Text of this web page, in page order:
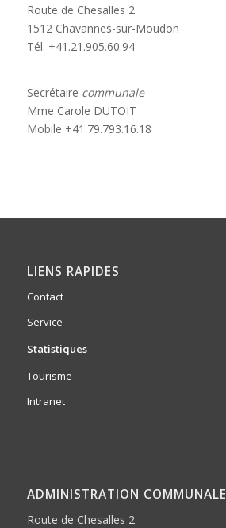
Route de Chesalles 2
1512 Chavannes-sur-Moudon
Tél. +41.21.905.60.94
Secrétaire communale
Mme Carole DUTOIT
Mobile +41.79.793.16.18
LIENS RAPIDES
Contact
Service
Statistiques
Tourisme
Intranet
ADMINISTRATION COMMUNALE
Route de Chesalles 2